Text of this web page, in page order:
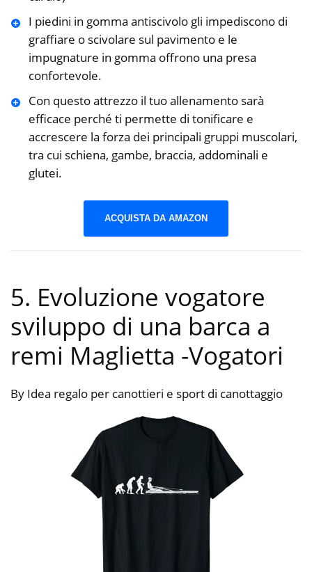
I piedini in gomma antiscivolo gli impediscono di
graffiare o scivolare sul pavimento e le
impugnature in gomma offrono una presa
confortevole.
Con questo attrezzo il tuo allenamento sarà
efficace perché ti permette di tonificare e
accrescere la forza dei principali gruppi muscolari,
tra cui schiena, gambe, braccia, addominali e
glutei.
ACQUISTA DA AMAZON
5. Evoluzione vogatore
sviluppo di una barca a
remi Maglietta -Vogatori
By Idea regalo per canottieri e sport di canottaggio